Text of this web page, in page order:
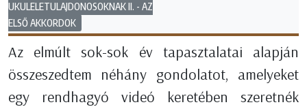
UKULELETULAJDONOSOKNAK II. - AZ
ELSŐ AKKORDOK
Az elmúlt sok-sok év tapasztalatai alapján
összeszedtem néhány gondolatot, amelyeket
egy rendhagyó videó keretében szeretnék